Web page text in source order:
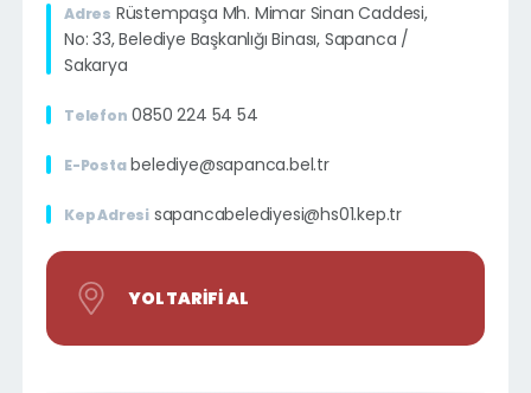
Adres Rüstempaşa Mh. Mimar Sinan Caddesi,
No: 33, Belediye Başkanlığı Binası, Sapanca /
Sakarya
Telefon 0850 224 54 54
E-Posta belediye@sapanca.bel.tr
Kep Adresi sapancabelediyesi@hs01.kep.tr
YOL TARIFI AL